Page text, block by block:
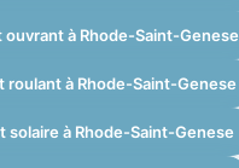
ouvrant à Rhode-Saint-Genese
roulant à Rhode-Saint-Genese
solaire à Rhode-Saint-Genese